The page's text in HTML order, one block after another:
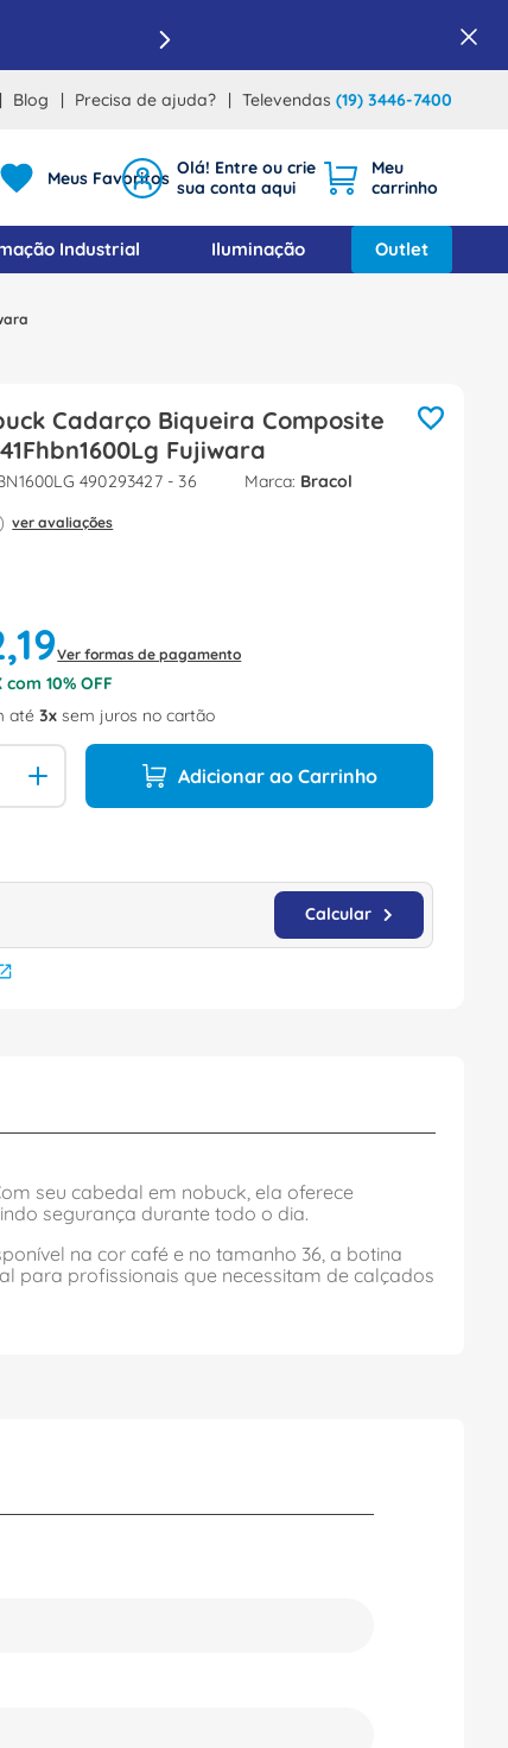
Blog Precisa de ajuda? Televendas (19) 3446-7400
Meus Favoritos
Industrial Iluminação Outlet
Cadarço Biqueira Composite
Fujiwara
490293427 - 36 Bracol
ver avaliações
,19Ver formas de pagamento
com10% OFF
até3 sem juros no cartão
Adicionar ao Carrinho
seu cabedal em nobuck, ela oferece
segurança durante todo o dia.
na cor café e no tamanho 36, a botina
para profissionais que necessitam de calçados